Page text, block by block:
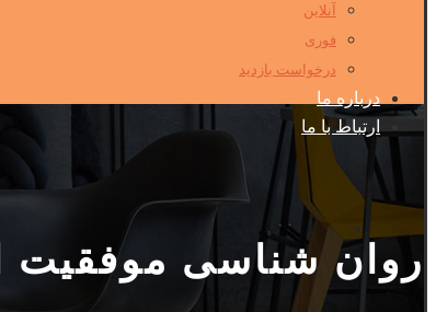
آنلاین
فوری
درخواست بازدید
درباره ما
ارتباط با ما
روان شناسی موفقیت